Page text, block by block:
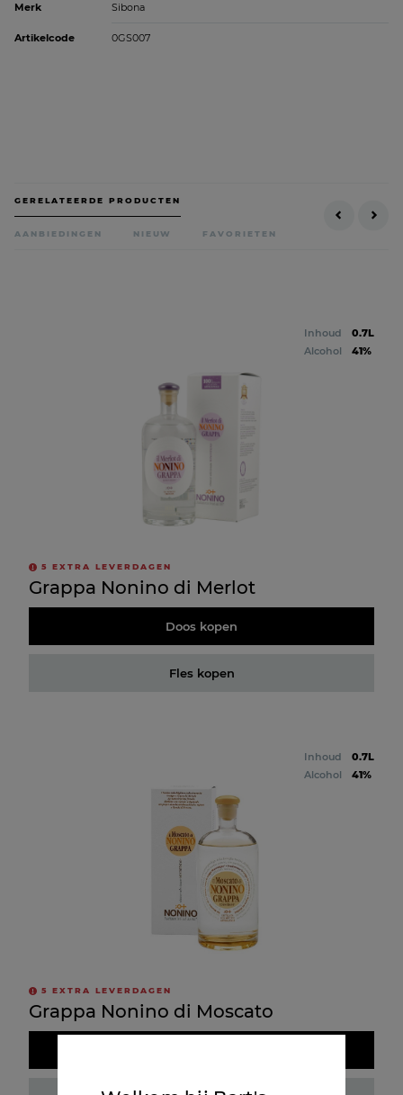
Merk Sibona
Artikelcode 0GS007
GERELATEERDE PRODUCTEN
AANBIEDINGEN NIEUW FAVORIETEN
Inhoud
0.7L
Alcohol
41%
5 EXTRA LEVERDAGEN
Grappa Nonino di Merlot
Doos kopen
Fles kopen
Inhoud
0.7L
Alcohol
41%
5 EXTRA LEVERDAGEN
Grappa Nonino di Moscato